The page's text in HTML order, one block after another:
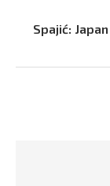
Spajić: